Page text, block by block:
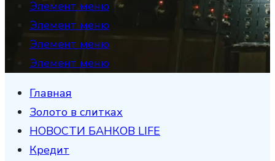
Элемент меню
Элемент меню
Элемент меню
Элемент меню
Главная
Золото в слитках
НОВОСТИ БАНКОВ LIFE
Кредит